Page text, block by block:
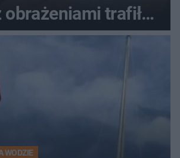
obrażeniami trafiła
do szpitala
WODZIE